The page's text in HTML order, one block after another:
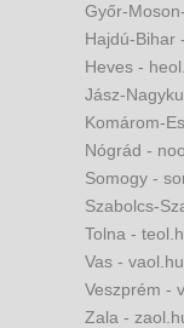
Győr-
Hajdú-Bihar
Heves -
Jász-
Komárom-
Nógrád -
Somogy -
Szabolcs-
Tolna -
Vas - vaol.hu
Veszprém -
Zala -